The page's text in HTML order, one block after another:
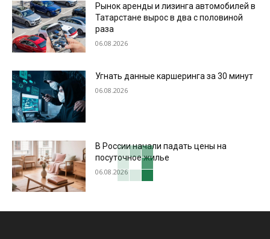
Рынок аренды и лизинга автомобилей в
Татарстане вырос в два с половиной
раза
06.08.2026
Угнать данные каршеринга за 30 минут
06.08.2026
В России начали падать цены на
посуточное жилье
06.08.2026